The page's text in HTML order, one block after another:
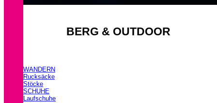
BERG & OUTDOOR
WANDERN
Rucksäcke
Stöcke
SCHUHE
Laufschuhe